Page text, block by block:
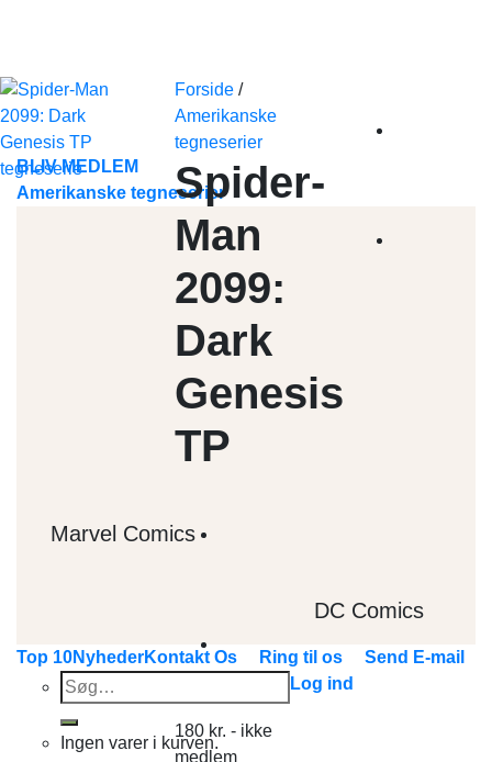
BLIV MEDLEM
Amerikanske tegneserier
Marvel Comics
DC Comics
Top 10NyhederKontakt Os Ring til os
Send E-mail
Søg
efter:
Log ind
Ingen varer i kurven.
Forside /
Amerikanske
tegneserier
Spider-
Man
2099:
Dark
Genesis
TP
180 kr. - ikke
medlem